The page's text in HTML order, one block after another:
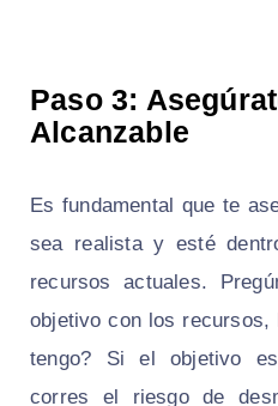
Paso 3:
Alcanzable
Es fundamental que te
sea realista y esté
recursos actuales.
objetivo con los recursos,
tengo? Si el objetivo
corres el riesgo de